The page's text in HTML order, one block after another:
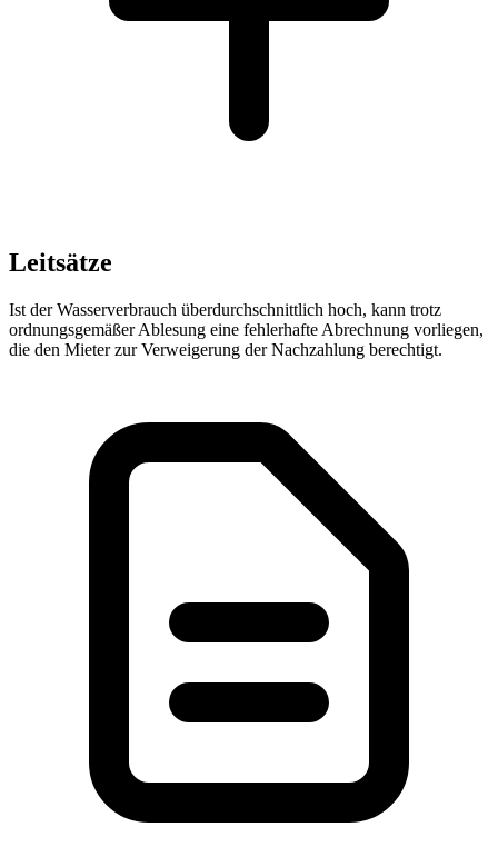
Leitsätze
Ist der Wasserverbrauch überdurchschnittlich hoch, kann trotz
ordnungsgemäßer Ablesung eine fehlerhafte Abrechnung vorliegen,
die den Mieter zur Verweigerung der Nachzahlung berechtigt.